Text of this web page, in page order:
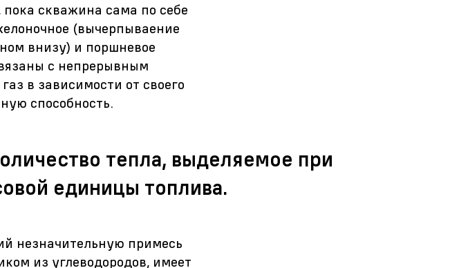
скважина сама по себе
(вычерпываение
внизу) и поршневое
с непрерывным
в зависимости от своего
способность.
тепла, выделяемое при
единицы топлива.
незначительную примесь
из углеводородов, имеет